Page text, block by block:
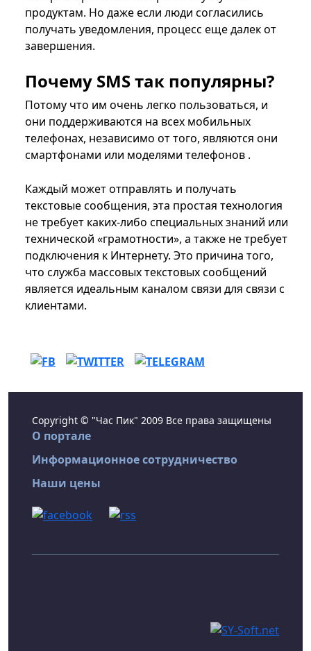
продуктам. Но даже если люди согласились
получать уведомления, процесс еще далек от
завершения.
Почему SMS так популярны?
Потому что им очень легко пользоваться, и
они поддерживаются на всех мобильных
телефонах, независимо от того, являются они
смартфонами или моделями телефонов .
Каждый может отправлять и получать
текстовые сообщения, эта простая технология
не требует каких-либо специальных знаний или
технической «грамотности», а также не требует
подключения к Интернету. Это причина того,
что служба массовых текстовых сообщений
является идеальным каналом связи для связи с
клиентами.
Copyright © "Час Пик" 2009 Все права защищены
О портале
Информационное сотрудничество
Наши цены